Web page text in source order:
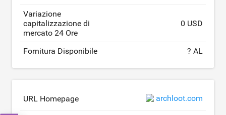
Variazione
capitalizzazione di
mercato 24 Ore
0 USD
Fornitura Disponibile ? AL
URL Homepage archloot.com